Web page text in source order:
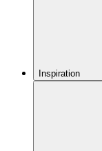
Inspiration